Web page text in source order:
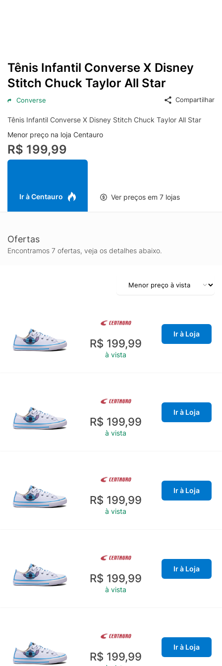
Tênis Infantil Converse X Disney
Stitch Chuck Taylor All Star
Converse Compartilhar
Tênis Infantil Converse X Disney Stitch Chuck Taylor All Star
Menor preço na loja Centauro
R$ 199,99
Ir à Centauro Ver preços em 7 lojas
Ofertas
Encontramos 7 ofertas, veja os detalhes abaixo.
R$ 199,99
à vista
Ir à Loja
R$ 199,99
à vista
Ir à Loja
R$ 199,99
à vista
Ir à Loja
R$ 199,99
à vista
Ir à Loja
R$ 199,99
Ir à Loja